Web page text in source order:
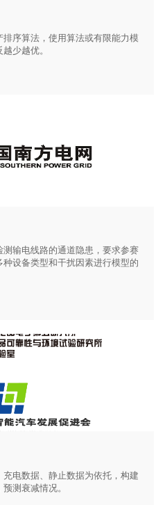
序算法，使用算法或有限能力模
少越优。
输电线路的通道隐患，要求参赛
设备类型和干扰因素进行模型的
电数据、静止数据为依托，构建
测衰减情况。